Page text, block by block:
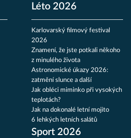
Léto 2026
Karlovarský filmový festival
2026
Znamení, že jste potkali někoho
z minulého života
Astronomické úkazy 2026:
zatmění slunce a další
Jak obléci miminko při vysokých
teplotách?
Jak na dokonalé letní mojito
6 lehkých letních salátů
Sport 2026